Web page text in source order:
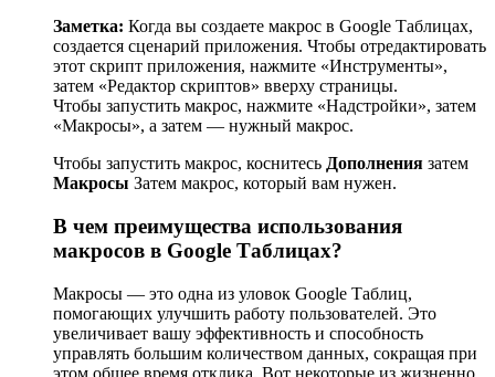
Заметка: Когда вы создаете макрос в Google Таблицах,
создается сценарий приложения. Чтобы отредактировать
этот скрипт приложения, нажмите «Инструменты»,
затем «Редактор скриптов» вверху страницы.
Чтобы запустить макрос, нажмите «Надстройки», затем
«Макросы», а затем — нужный макрос.
Чтобы запустить макрос, коснитесь Дополнения затем
Макросы Затем макрос, который вам нужен.
В чем преимущества использования
макросов в Google Таблицах?
Макросы — это одна из уловок Google Таблиц,
помогающих улучшить работу пользователей. Это
увеличивает вашу эффективность и способность
управлять большим количеством данных, сокращая при
этом общее время отклика. Вот некоторые из жизненно